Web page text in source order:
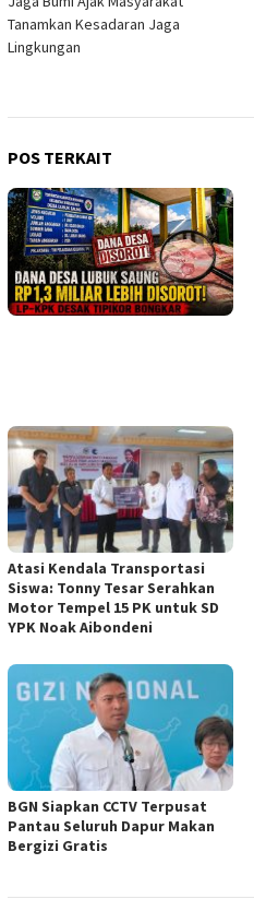
pos
Tanamkan Kesadaran Jaga
Lingkungan
POS TERKAIT
Atasi Kendala Transportasi
Siswa: Tonny Tesar Serahkan
Motor Tempel 15 PK untuk SD
YPK Noak Aibondeni
BGN Siapkan CCTV Terpusat
Pantau Seluruh Dapur Makan
Bergizi Gratis